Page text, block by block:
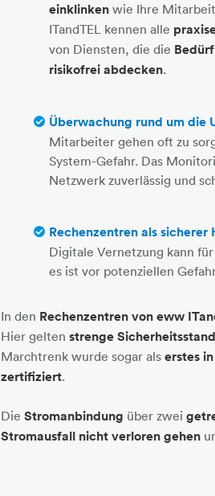
einklinkenwie Ihre
ITandTEL kennen alle
von Diensten, die die
risikofrei abdecken.
Überwachung rund um die
Mitarbeiter gehen oft zu
System-Gefahr. Das
Netzwerk zuverlässig und
Rechenzentren als
Digitale Vernetzung kann
es ist vor potenziellen
In den Rechenzentren von eww
Hier gelten strenge
Marchtrenk wurde sogar als erstes
zertifiziert.
Die Stromanbindung über zwei
Stromausfall nicht verloren gehen